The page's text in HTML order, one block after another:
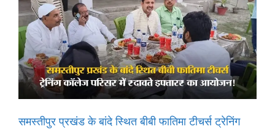
समस्तीपुर प्रखंड के बांदे स्थित बीबी फातिमा टीचर्स ट्रेनिंग